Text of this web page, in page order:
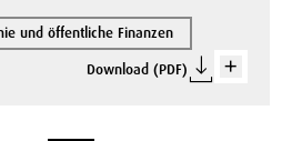
und öffentliche Finanzen
Download (PDF)